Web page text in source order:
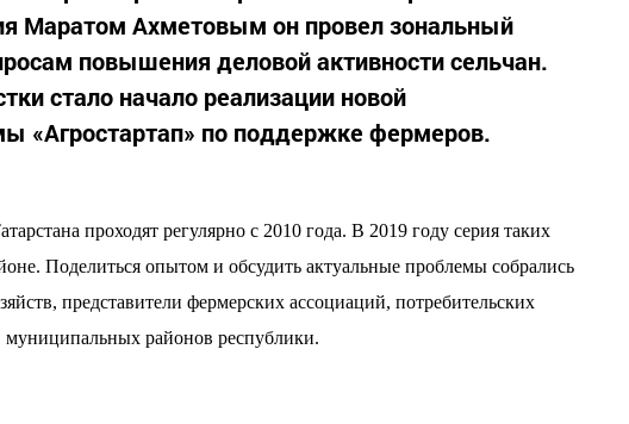
Маратом Ахметовым он провел зональный
повышения деловой активности сельчан.
стало начало реализации новой
«Агростартап» по поддержке фермеров.
проходят регулярно с 2010 года. В 2019 году серия таких
Поделиться опытом и обсудить актуальные проблемы собрались
представители фермерских ассоциаций, потребительских
муниципальных районов республики.